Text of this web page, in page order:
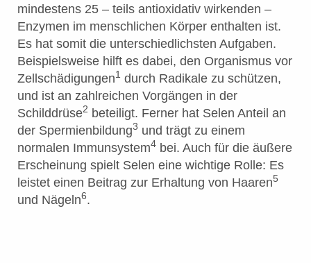
mindestens 25 – teils antioxidativ wirkenden –
Enzymen im menschlichen Körper enthalten ist.
Es hat somit die unterschiedlichsten Aufgaben.
Beispielsweise hilft es dabei, den Organismus vor
Zellschädigungen1 durch Radikale zu schützen,
und ist an zahlreichen Vorgängen in der
Schilddrüse2 beteiligt. Ferner hat Selen Anteil an
der Spermienbildung3 und trägt zu einem
normalen Immunsystem4 bei. Auch für die äußere
Erscheinung spielt Selen eine wichtige Rolle: Es
leistet einen Beitrag zur Erhaltung von Haaren5
und Nägeln6.